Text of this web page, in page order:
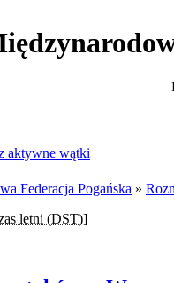
aktywne wątki
Federacja Pogańska »
letni (DST)]